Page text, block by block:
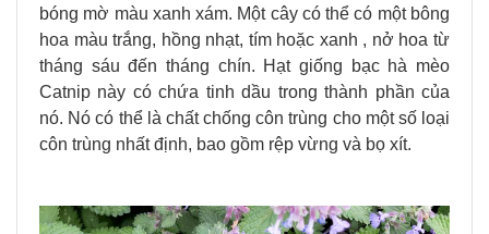
bóng mờ màu xanh xám. Một cây có thể có một bông
hoa màu trắng, hồng nhạt, tím hoặc xanh , nở hoa từ
tháng sáu đến tháng chín. Hạt giống bạc hà mèo
Catnip này có chứa tinh dầu trong thành phần của
nó. Nó có thể là chất chống côn trùng cho một số loại
côn trùng nhất định, bao gồm rệp vừng và bọ xít.